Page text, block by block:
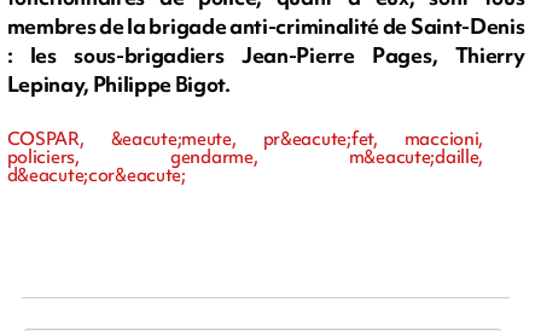
membres de la brigade anti-criminalité de Saint-Denis
: les sous-brigadiers Jean-Pierre Pages, Thierry
Lepinay, Philippe Bigot.
COSPAR, &eacute;meute, pr&eacute;fet, maccioni,
policiers, gendarme, m&eacute;daille,
d&eacute;cor&eacute;